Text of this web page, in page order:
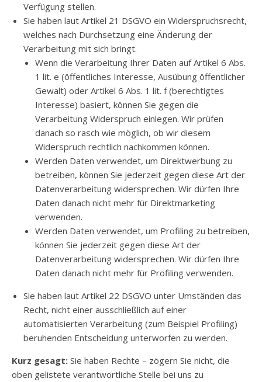
Verfügung stellen.
Sie haben laut Artikel 21 DSGVO ein Widerspruchsrecht,
welches nach Durchsetzung eine Änderung der
Verarbeitung mit sich bringt.
Wenn die Verarbeitung Ihrer Daten auf Artikel 6 Abs.
1 lit. e (öffentliches Interesse, Ausübung öffentlicher
Gewalt) oder Artikel 6 Abs. 1 lit. f (berechtigtes
Interesse) basiert, können Sie gegen die
Verarbeitung Widerspruch einlegen. Wir prüfen
danach so rasch wie möglich, ob wir diesem
Widerspruch rechtlich nachkommen können.
Werden Daten verwendet, um Direktwerbung zu
betreiben, können Sie jederzeit gegen diese Art der
Datenverarbeitung widersprechen. Wir dürfen Ihre
Daten danach nicht mehr für Direktmarketing
verwenden.
Werden Daten verwendet, um Profiling zu betreiben,
können Sie jederzeit gegen diese Art der
Datenverarbeitung widersprechen. Wir dürfen Ihre
Daten danach nicht mehr für Profiling verwenden.
Sie haben laut Artikel 22 DSGVO unter Umständen das
Recht, nicht einer ausschließlich auf einer
automatisierten Verarbeitung (zum Beispiel Profiling)
beruhenden Entscheidung unterworfen zu werden.
Kurz gesagt: Sie haben Rechte – zögern Sie nicht, die
oben gelistete verantwortliche Stelle bei uns zu